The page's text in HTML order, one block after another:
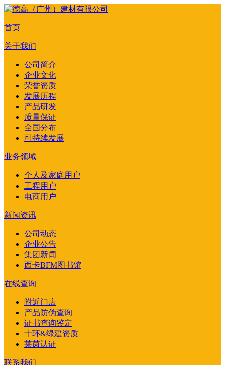
首页
关于我们
公司简介
企业文化
荣誉资质
发展历程
产品研发
质量保证
全国分布
可持续发展
业务领域
个人及家庭用户
工程用户
电商用户
新闻资讯
公司动态
企业公告
集团新闻
西卡BFM图书馆
在线查询
附近门店
产品防伪查询
证书查询鉴定
十环&绿建资质
莱茵认证
联系我们